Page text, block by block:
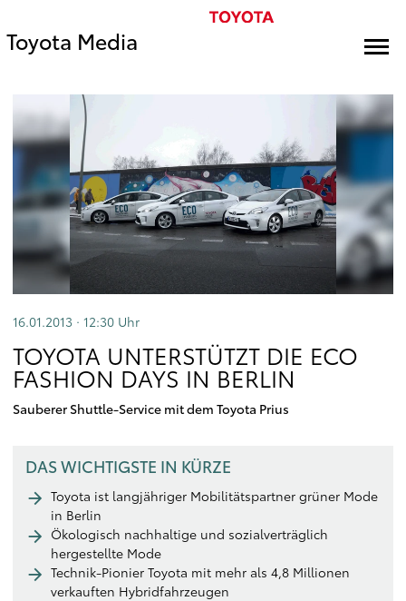
Toyota Media
16.01.2013 · 12:30 Uhr
TOYOTA UNTERSTÜTZT DIE ECO
FASHION DAYS IN BERLIN
Sauberer Shuttle-Service mit dem Toyota Prius
DAS WICHTIGSTE IN KÜRZE
Toyota ist langjähriger Mobilitätspartner grüner Mode
in Berlin
Ökologisch nachhaltige und sozialverträglich
hergestellte Mode
Technik-Pionier Toyota mit mehr als 4,8 Millionen
verkauften Hybridfahrzeugen